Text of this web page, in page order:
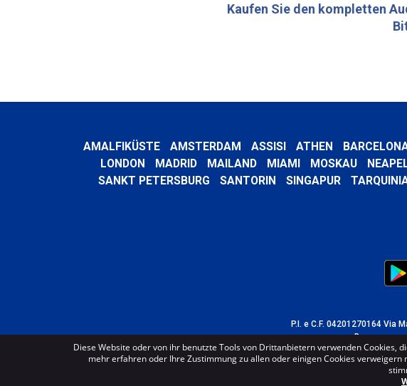
Kaufen Sie den kompletten
AMALFIKÜSTE AMSTERDAM ASSISI ATHEN
LONDON
MADRID MAILAND MIAMI MOSKAU
SANKT PETERSBURG
SANTORIN SINGAPUR
P.I. e C.F. 04201270164 Via
Bergamo
Diese Website oder von ihr benutzte Tools von Drittanbietern verwenden Cookies,
mehr erfahren oder Ihre Zustimmung zu allen oder einigen Cookies